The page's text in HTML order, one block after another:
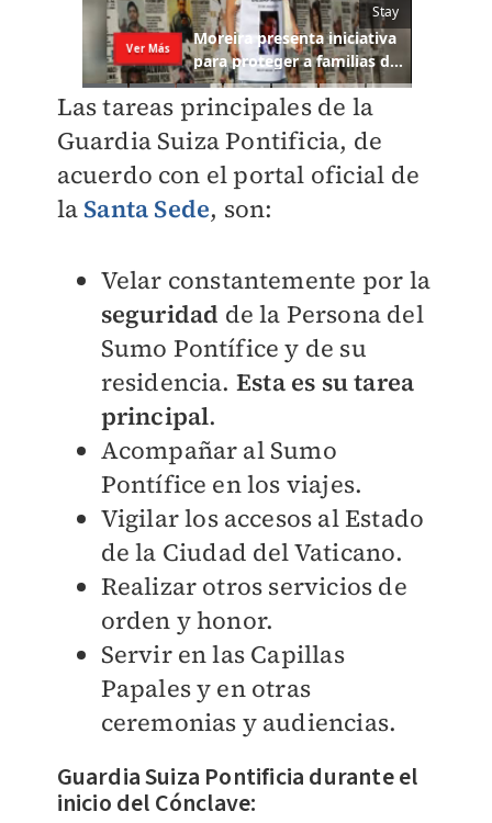
Las tareas principales de la
Guardia Suiza Pontificia, de
acuerdo con el portal oficial de
la Santa Sede, son:
Velar constantemente por la
seguridad de la Persona del
Sumo Pontífice y de su
residencia. Esta es su tarea
principal.
Acompañar al Sumo
Pontífice en los viajes.
Vigilar los accesos al Estado
de la Ciudad del Vaticano.
Realizar otros servicios de
orden y honor.
Servir en las Capillas
Papales y en otras
ceremonias y audiencias.
Guardia Suiza Pontificia durante el
inicio del Cónclave: